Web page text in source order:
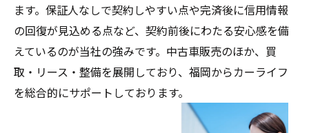
ます。保証人なしで契約しやすい点や完済後に信用情報
の回復が見込める点など、契約前後にわたる安心感を備
えているのが当社の強みです。中古車販売のほか、買
取・リース・整備を展開しており、福岡からカーライフ
を総合的にサポートしております。